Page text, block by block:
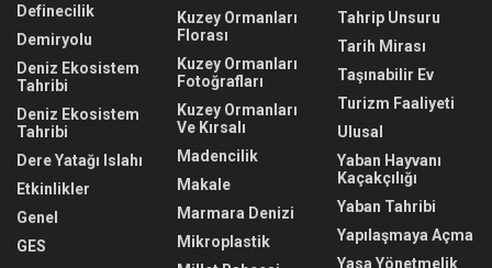
Definecilik
Demiryolu
Deniz Ekosistem
Tahribi
Deniz Ekosistem
Tahribi
Dere Yatağı Islahı
Etkinlikler
Genel
GES
Kuzey Ormanları
Florası
Kuzey Ormanları
Fotoğrafları
Kuzey Ormanları
Ve Kırsalı
Madencilik
Makale
Marmara Denizi
Mikroplastik
Tahrip Unsuru
Tarih Mirası
Taşınabilir Ev
Turizm Faaliyeti
Ulusal
Yaban Hayvanı
Kaçakçılığı
Yaban Tahribi
Yapılaşmaya Açma
Yasa Yönetmelik